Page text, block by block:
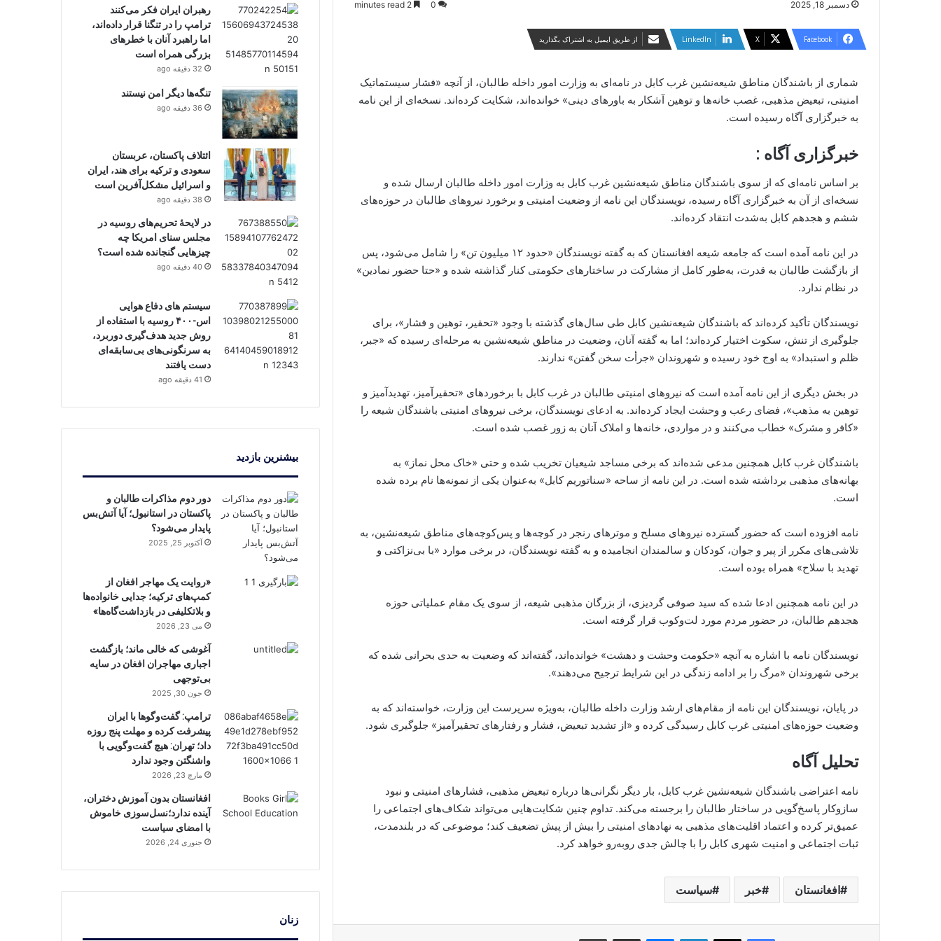
دسمبر 18, 2025 0
Facebook
X
LinkedIn از طریق ایمیل به اشتراک بگذارید
شماری از باشندگان مناطق شیعه‌نشین غرب کابل در نامه‌ای به وزارت امور داخله طالبان، از آنچه «فشار سیستماتیک
امنیتی، تبعیض مذهبی، غصب خانه‌ها و توهین آشکار به باورهای دینی» خوانده‌اند، شکایت کرده‌اند. نسخه‌ای از این نامه
به خبرگزاری آگاه رسیده است.
خبرگزاری آگاه :
بر اساس نامه‌ای که از سوی باشندگان مناطق شیعه‌نشین غرب کابل به وزارت امور داخله طالبان ارسال شده و
نسخه‌ای از آن به خبرگزاری آگاه رسیده، نویسندگان این نامه از وضعیت امنیتی و برخورد نیروهای طالبان در حوزه‌های
ششم و هجدهم کابل به‌شدت انتقاد کرده‌اند.
در این نامه آمده است که جامعه شیعه افغانستان که به گفته نویسندگان «حدود ۱۲ میلیون تن» را شامل می‌شود، پس
از بازگشت طالبان به قدرت، به‌طور کامل از مشارکت در ساختارهای حکومتی کنار گذاشته شده و «حتا حضور نمادین»
در نظام ندارد.
نویسندگان تأکید کرده‌اند که باشندگان شیعه‌نشین کابل طی سال‌های گذشته با وجود «تحقیر، توهین و فشار»، برای
جلوگیری از تنش، سکوت اختیار کرده‌اند؛ اما به گفته آنان، وضعیت در مناطق شیعه‌نشین به مرحله‌ای رسیده که «جبر،
ظلم و استبداد» به اوج خود رسیده و شهروندان «جرأت سخن گفتن» ندارند.
در بخش دیگری از این نامه آمده است که نیروهای امنیتی طالبان در غرب کابل با برخوردهای «تحقیرآمیز، تهدیدآمیز و
توهین به مذهب»، فضای رعب و وحشت ایجاد کرده‌اند. به ادعای نویسندگان، برخی نیروهای امنیتی باشندگان شیعه را
«کافر و مشرک» خطاب می‌کنند و در مواردی، خانه‌ها و املاک آنان به زور غصب شده است.
باشندگان غرب کابل همچنین مدعی شده‌اند که برخی مساجد شیعیان تخریب شده و حتی «خاک محل نماز» به
بهانه‌های مذهبی برداشته شده است. در این نامه از ساحه «سناتوریم کابل» به‌عنوان یکی از نمونه‌ها نام برده شده
است.
نامه افزوده است که حضور گسترده نیروهای مسلح و موترهای رنجر در کوچه‌ها و پس‌کوچه‌های مناطق شیعه‌نشین، به
تلاشی‌های مکرر از پیر و جوان، کودکان و سالمندان انجامیده و به گفته نویسندگان، در برخی موارد «با بی‌نزاکتی و
تهدید با سلاح» همراه بوده است.
در این نامه همچنین ادعا شده که سید صوفی گردیزی، از بزرگان مذهبی شیعه، از سوی یک مقام عملیاتی حوزه
هجدهم طالبان، در حضور مردم مورد لت‌وکوب قرار گرفته است.
نویسندگان نامه با اشاره به آنچه «حکومت وحشت و دهشت» خوانده‌اند، گفته‌اند که وضعیت به حدی بحرانی شده که
برخی شهروندان «مرگ را بر ادامه زندگی در این شرایط ترجیح می‌دهند».
در پایان، نویسندگان این نامه از مقام‌های ارشد وزارت داخله طالبان، به‌ویژه سرپرست این وزارت، خواسته‌اند که به
وضعیت حوزه‌های امنیتی غرب کابل رسیدگی کرده و «از تشدید تبعیض، فشار و رفتارهای تحقیرآمیز» جلوگیری شود.
تحلیل آگاه
نامه اعتراضی باشندگان شیعه‌نشین غرب کابل، بار دیگر نگرانی‌ها درباره تبعیض مذهبی، فشارهای امنیتی و نبود
سازوکار پاسخ‌گویی در ساختار طالبان را برجسته می‌کند. تداوم چنین شکایت‌هایی می‌تواند شکاف‌های اجتماعی را
عمیق‌تر کرده و اعتماد اقلیت‌های مذهبی به نهادهای امنیتی را بیش از پیش تضعیف کند؛ موضوعی که در بلندمدت،
ثبات اجتماعی و امنیت شهری کابل را با چالش جدی روبه‌رو خواهد کرد.
افغانستان خبر سیاست
Facebook
X
LinkedIn
Messenger
از طریق ایمیل به اشتراک بگذارید پرینت
رهبران ایران فکر می‌کنند
ترامپ را در تنگنا قرار داده‌اند،
اما راهبرد آنان با خطرهای
بزرگی همراه است
32 دقیقه ago
تنگه‌ها دیگر امن نیستند
36 دقیقه ago
ائتلاف پاکستان، عربستان
سعودی و ترکیه برای هند، ایران
و اسرائیل مشکل‌آفرین است
38 دقیقه ago
در لایحهٔ تحریم‌های روسیه در
مجلس سنای امریکا چه
چیزهایی گنجانده شده است؟
40 دقیقه ago
سیستم ‌های دفاع هوایی
اس-۴۰۰ روسیه با استفاده از
روش جدید هدف‌گیری دوربرد،
به سرنگونی‌های بی‌سابقه‌ای
دست یافتند
41 دقیقه ago
بیشنرین بازدید
دور دوم مذاکرات طالبان و
پاکستان در استانبول؛ آیا آتش‌بس
پایدار می‌شود؟
آکتوبر 25, 2025
«روایت یک مهاجر افغان از
کمپ‌های ترکیه؛ جدایی خانواده‌ها
و بلاتکلیفی در بازداشت‌گاه‌ها»
می 23, 2026
آغوشی که خالی ماند؛ بازگشت
اجباری مهاجران افغان در سایه
بی‌توجهی
جون 30, 2025
ترامپ: گفت‌وگوها با ایران
پیشرفت کرده و مهلت پنج روزه
داد؛ تهران: هیچ گفت‌وگویی با
واشنگتن وجود ندارد
مارچ 23, 2026
افغانستان بدون آموزش دختران،
آینده ندارد؛نسل‌سوزی خاموش
با امضای سیاست
جنوری 24, 2026
زنان